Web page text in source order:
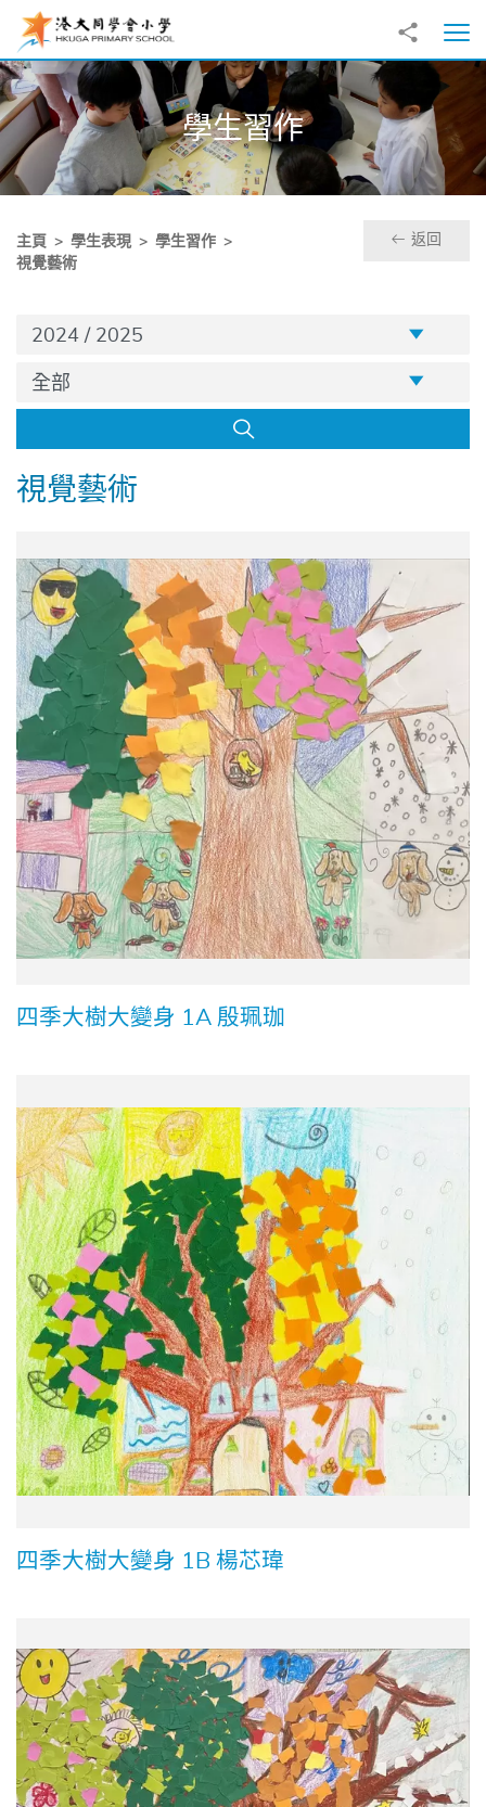
跳至主內容
分享到
打
學生習作
主頁 學生表現
學生習作
視覺藝術
返回
視覺藝術
2024 / 2025
年级
全部
搜尋
四季大樹大變身 1A 殷珮珈
四季大樹大變身 1B 楊芯瑋